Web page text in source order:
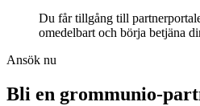
Du får tillgång till
omedelbart och börja betjäna
Ansök nu
Bli en grommunio-